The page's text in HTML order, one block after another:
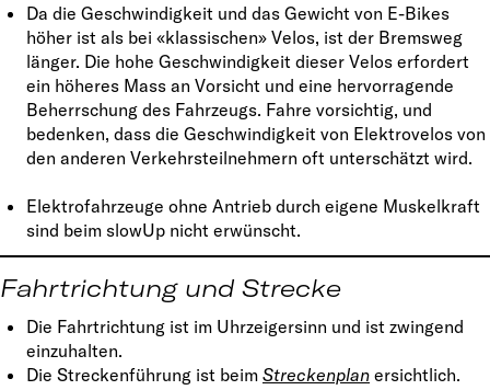
Da die Geschwindigkeit und das Gewicht von E-Bikes
höher ist als bei «klassischen» Velos, ist der Bremsweg
länger. Die hohe Geschwindigkeit dieser Velos erfordert
ein höheres Mass an Vorsicht und eine hervorragende
Beherrschung des Fahrzeugs. Fahre vorsichtig, und
bedenken, dass die Geschwindigkeit von Elektrovelos von
den anderen Verkehrsteilnehmern oft unterschätzt wird.
Elektrofahrzeuge ohne Antrieb durch eigene Muskelkraft
sind beim slowUp nicht erwünscht.
Fahrtrichtung und Strecke
Die Fahrtrichtung ist im Uhrzeigersinn und ist zwingend
einzuhalten.
Die Streckenführung ist beim Streckenplan ersichtlich.